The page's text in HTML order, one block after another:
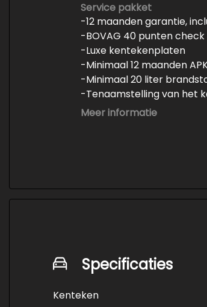
Service pakket
-12 maanden garantie,
-BOVAG 40 punten check
-Luxe kentekenplaten
-Minimaal 12 maanden
-Minimaal 20 liter
-Tenaamstelling van het
-Vrijwaren van de inruilauto
Meer informatie
Specificaties
Kenteken